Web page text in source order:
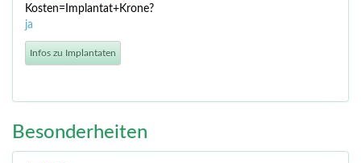
Kosten=Implantat+Krone?
ja
Infos zu Implantaten
Besonderheiten